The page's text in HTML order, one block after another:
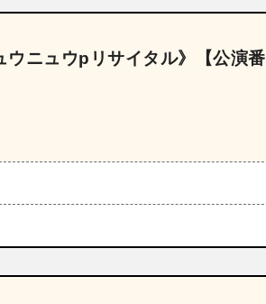
ニュウpリサイタル》【公演番